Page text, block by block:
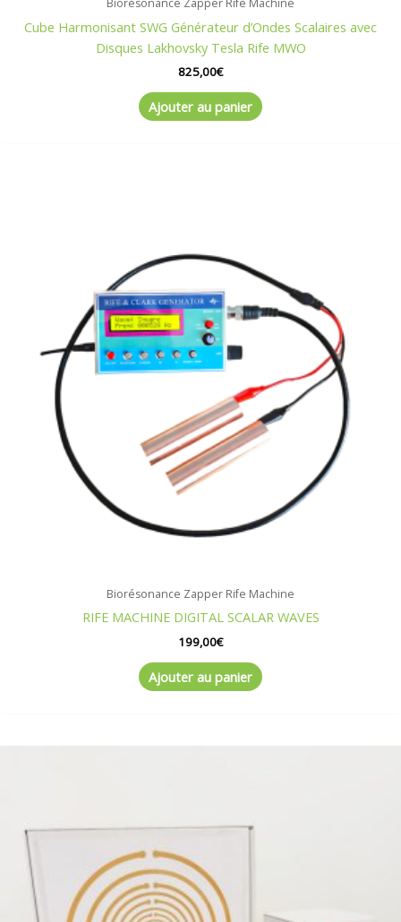
Biorésonance Zapper Rife Machine
Cube Harmonisant SWG Générateur d’Ondes Scalaires avec
Disques Lakhovsky Tesla Rife MWO
825,00€
Ajouter au panier
Biorésonance Zapper Rife Machine
RIFE MACHINE DIGITAL SCALAR WAVES
199,00€
Ajouter au panier